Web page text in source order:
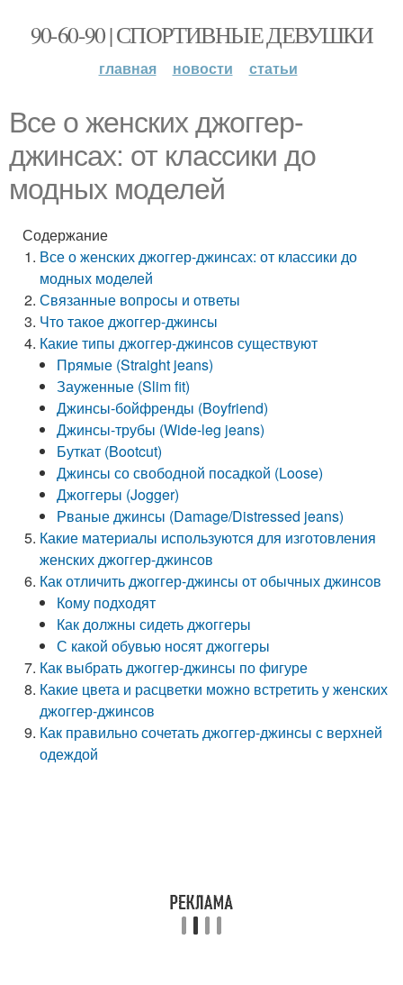
90-60-90 | СПОРТИВНЫЕ ДЕВУШКИ
главная новости статьи
Все о женских джоггер-
джинсах: от классики до
модных моделей
Содержание
Все о женских джоггер-джинсах: от классики до
модных моделей
Связанные вопросы и ответы
Что такое джоггер-джинсы
Какие типы джоггер-джинсов существуют
Прямые (Straight jeans)
Зауженные (Slim fit)
Джинсы-бойфренды (Boyfriend)
Джинсы-трубы (Wide-leg jeans)
Буткат (Bootcut)
Джинсы со свободной посадкой (Loose)
Джоггеры (Jogger)
Рваные джинсы (Damage/Distressed jeans)
Какие материалы используются для изготовления
женских джоггер-джинсов
Как отличить джоггер-джинсы от обычных джинсов
Кому подходят
Как должны сидеть джоггеры
С какой обувью носят джоггеры
Как выбрать джоггер-джинсы по фигуре
Какие цвета и расцветки можно встретить у женских
джоггер-джинсов
Как правильно сочетать джоггер-джинсы с верхней
одеждой